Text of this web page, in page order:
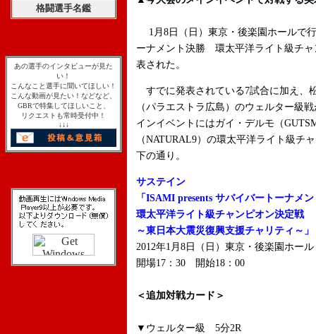
格闘選手名鑑
あの選手のインタビューが見た
い！
こんなこと選手に聞いてほしい！
こんな動画が見たい！などなど、
GBRで特集してほしいこと、
リクエストも常時受付中！
↓↓↓
1月8日（日）東京・後楽園ホールで
ーナメント決勝 環太平洋ライト級チ
表された。
すでに発表されている7試合に加え、
（パラエストラ広島）のウェルター級
インイベントにはガイ・デルモ（
（NATURAL9）の環太平洋ライト級チ
下の通り。
サステイン
「ISAMI presents サバイバートーナメ
環太平洋ライト級チャンピオン決定戦
～東日本大震災復興支援チャリティ～」
2012年1月8日（日）東京・後楽園ホール
開場17：30 開始18：00
＜追加対戦カード＞
▼ウェルター級 5分2R